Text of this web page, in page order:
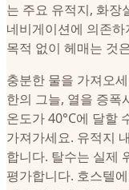
는 주요 유적지, 화장
네비게이션에 의존
목적 없이 헤매는 것
충분한 물을 가져오
한의 그늘, 열을 증폭
온도가 40°C에 달할
가져가세요. 유적지
합니다. 탈수는 실제
평가합니다. 호스텔